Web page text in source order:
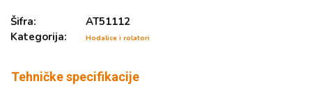
Šifra:
AT51112
Kategorija:
Hodalice i rolatori
Tehničke specifikacije